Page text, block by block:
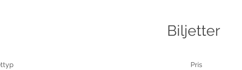
Biljetter
Pris